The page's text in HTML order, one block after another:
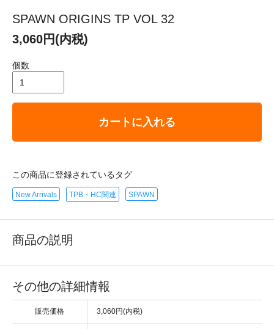
SPAWN ORIGINS TP VOL 32
3,060円(内税)
個数
カートに入れる
この商品に登録されているタグ
New Arrivals TPB・HC関連 SPAWN
商品の説明
その他の詳細情報
販売価格 3,060円(内税)